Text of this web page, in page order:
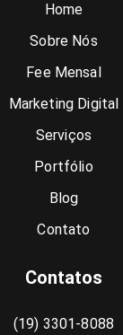
Home
Sobre Nós
Fee Mensal
Marketing Digital
Serviços
Portfólio
Blog
Contato
Contatos
(19) 3301-8088